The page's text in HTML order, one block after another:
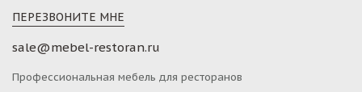
ПЕРЕЗВОНИТЕ МНЕ
sale@mebel-restoran.ru
Профессиональная мебель для ресторанов